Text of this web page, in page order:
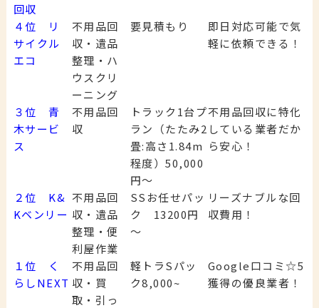
回収
４位 リ
サイクル
エコ
不用品回
収・遺品
整理・ハ
ウスクリ
ーニング
要見積もり
即日対応可能で気
軽に依頼できる！
３位 青
木サービ
ス
不用品回
収
トラック1台プ
ラン（たたみ2
畳:高さ1.84m
程度）50,000
円～
不用品回収に特化
している業者だか
ら安心！
２位 K&
Kベンリー
不用品回
収・遺品
整理・便
利屋作業
SSお任せパッ
ク 13200円
～
リーズナブルな回
収費用！
１位 く
らしNEXT
不用品回
収・買
取・引っ
軽トラSパッ
ク8,000~
Google口コミ☆5
獲得の優良業者！